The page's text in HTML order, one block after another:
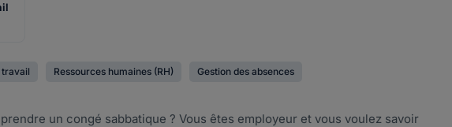
travail Ressources humaines (RH) Gestion des absences
un congé sabbatique ? Vous êtes employeur et vous voulez savoir